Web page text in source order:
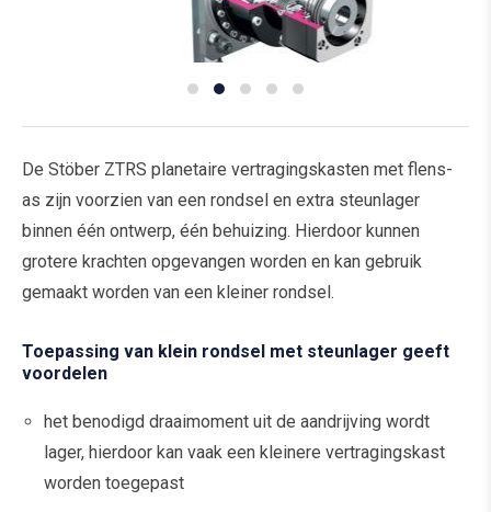
De Stöber ZTRS planetaire vertragingskasten met flens-
as zijn voorzien van een rondsel en extra steunlager
binnen één ontwerp, één behuizing. Hierdoor kunnen
grotere krachten opgevangen worden en kan gebruik
gemaakt worden van een kleiner rondsel.
Toepassing van klein rondsel met steunlager geeft
voordelen
het benodigd draaimoment uit de aandrijving wordt
lager, hierdoor kan vaak een kleinere vertragingskast
worden toegepast